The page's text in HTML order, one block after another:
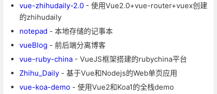
vue-zhihudaily-2.0- 使用Vue2.0+vue-router+vuex创建
的zhihudaily
notepad - 本地存储的记事本
vueBlog - 前后端分离博客
vue-ruby-china- VueJS框架搭建的rubychina平台
Zhihu_Daily- 基于Vue和Nodejs的Web单页应用
vue-koa-demo- 使用Vue2和Koa1的全栈demo